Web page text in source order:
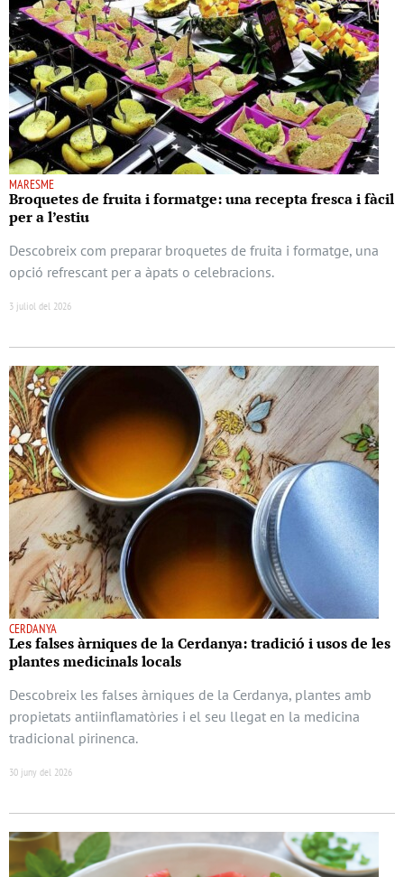
MARESME
Broquetes de fruita i formatge: una recepta fresca i fàcil
per a l’estiu
Descobreix com preparar broquetes de fruita i formatge, una
opció refrescant per a àpats o celebracions.
3 juliol del 2026
CERDANYA
Les falses àrniques de la Cerdanya: tradició i usos de les
plantes medicinals locals
Descobreix les falses àrniques de la Cerdanya, plantes amb
propietats antiinflamatòries i el seu llegat en la medicina
tradicional pirinenca.
30 juny del 2026